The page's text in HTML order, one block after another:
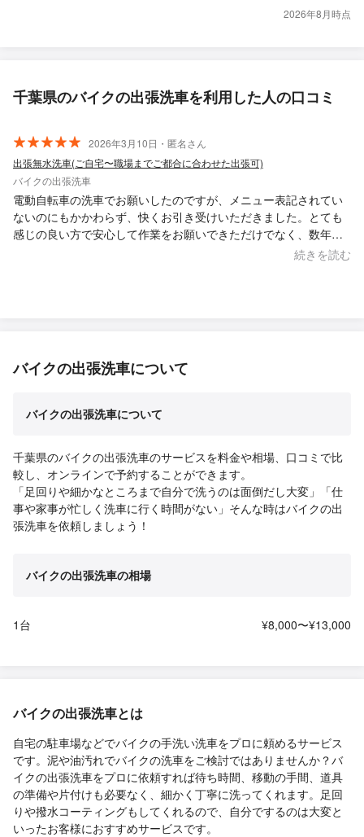
2026年8月時点
千葉県のバイクの出張洗車を利用した人の口コミ
2026年3月10日・匿名さん
出張無水洗車(ご自宅〜職場までご都合に合わせた出張可)
バイクの出張洗車
電動自転車の洗車でお願いしたのですが、メニュー表記されてい
ないのにもかかわらず、快くお引き受けいただきました。とても
感じの良い方で安心して作業をお願いできただけでなく、数年放
置して汚れまみれの自転車をピカピカにしていただきました！ お
続きを読む
バイクの出張洗車について
バイクの出張洗車について
千葉県のバイクの出張洗車のサービスを料金や相場、口コミで比
較し、オンラインで予約することができます。
「足回りや細かなところまで自分で洗うのは面倒だし大変」「仕
事や家事が忙しく洗車に行く時間がない」そんな時はバイクの出
張洗車を依頼しましょう！
バイクの出張洗車の相場
1台 ¥8,000〜¥13,000
バイクの出張洗車とは
自宅の駐車場などでバイクの手洗い洗車をプロに頼めるサービス
です。泥や油汚れでバイクの洗車をご検討ではありませんか？バ
イクの出張洗車をプロに依頼すれば待ち時間、移動の手間、道具
の準備や片付けも必要なく、細かく丁寧に洗ってくれます。足回
りや撥水コーティングもしてくれるので、自分でするのは大変と
いったお客様におすすめサービスです。